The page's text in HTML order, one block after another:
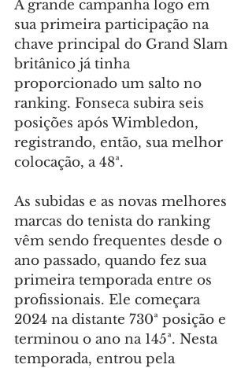
A grande campanha logo em
sua primeira participação na
chave principal do Grand Slam
britânico já tinha
proporcionado um salto no
ranking. Fonseca subira seis
posições após Wimbledon,
registrando, então, sua melhor
colocação, a 48ª.
As subidas e as novas melhores
marcas do tenista do ranking
vêm sendo frequentes desde o
ano passado, quando fez sua
primeira temporada entre os
profissionais. Ele começara
2024 na distante 730ª posição e
terminou o ano na 145ª. Nesta
temporada, entrou pela